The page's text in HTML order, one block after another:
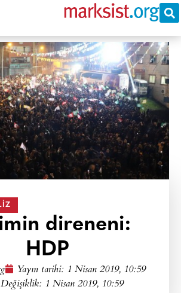
direneni:
HDP
Yayın tarihi: 1 Nisan 2019, 10:59
1 Nisan 2019, 10:59